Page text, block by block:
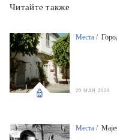
Читайте также
Места /
20 МАЯ 2026
Места /